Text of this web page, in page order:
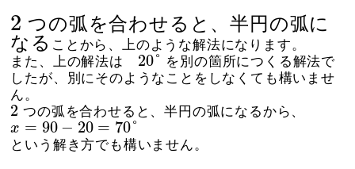
2
2 つの弧を合わせると、半円の弧に
なる ことから、上のような解法になります。
また、上の解法は 20°
20° を別の箇所につくる解法で
したが、別にそのようなことをしなくても構いませ
ん。
2
2 つの弧を合わせると、半円の弧になるから、
x = 90 − 20 = 70°
x 90−20=70°
という解き方でも構いません。